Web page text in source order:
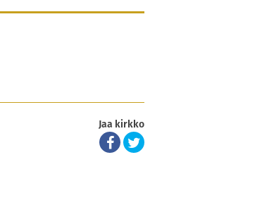
Jaa kirkko